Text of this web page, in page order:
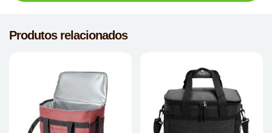
Produtos relacionados